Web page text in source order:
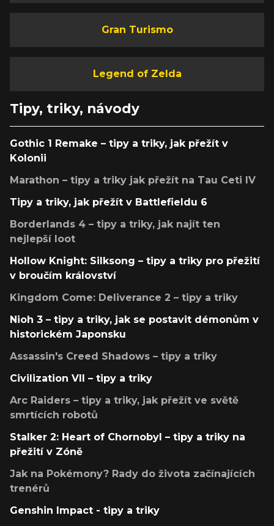
Gran Turismo
Legend of Zelda
Tipy, triky, návody
Gothic 1 Remake – tipy a triky, jak přežít v
Kolonii
Marathon – tipy a triky jak přežít na Tau Ceti IV
Tipy a triky, jak přežít v Battlefieldu 6
Borderlands 4 – tipy a triky, jak najít ten
nejlepší loot
Hollow Knight: Silksong – tipy a triky pro přežití
v broučím království
Kingdom Come: Deliverance 2 – tipy a triky
Nioh 3 – tipy a triky, jak se postavit démonům v
historickém Japonsku
Assassin's Creed Shadows – tipy a triky
Civilization VII – tipy a triky
Arc Raiders – tipy a triky, jak přežít ve světě
smrtících robotů
Stalker 2: Heart of Chornobyl – tipy a triky na
přežití v Zóně
Jak na Pokémony? Rady do života začínajících
trenérů
Genshin Impact - tipy a triky